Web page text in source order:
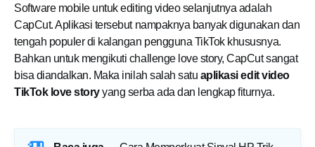
Software mobile untuk editing video selanjutnya adalah
CapCut. Aplikasi tersebut nampaknya banyak digunakan dan
tengah populer di kalangan pengguna TikTok khususnya.
Bahkan untuk mengikuti challenge love story, CapCut sangat
bisa diandalkan. Maka inilah salah satu aplikasi edit video
TikTok love storyyang serba ada dan lengkap fiturnya.